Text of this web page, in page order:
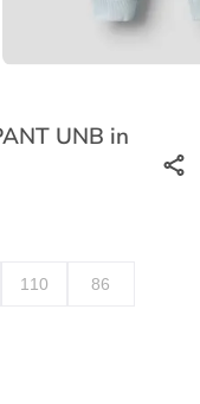
UNB in
110 86